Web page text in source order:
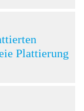
Plattierung